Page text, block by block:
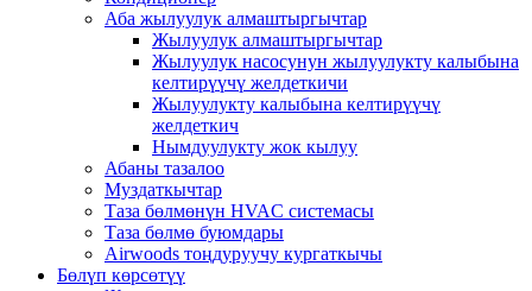
Аба жылуулук алмаштыргычтар
Жылуулук алмаштыргычтар
Жылуулук насосунун жылуулукту калыбына
келтирүүчү желдеткичи
Жылуулукту калыбына келтирүүчү
желдеткич
Нымдуулукту жок кылуу
Абаны тазалоо
Муздаткычтар
Таза бөлмөнүн HVAC системасы
Таза бөлмө буюмдары
Airwoods тоңдуруучу кургаткычы
Бөлүп көрсөтүү